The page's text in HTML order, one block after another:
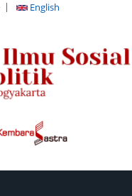
English